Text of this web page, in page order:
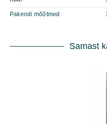
Pakendi mõõtmed
Samast